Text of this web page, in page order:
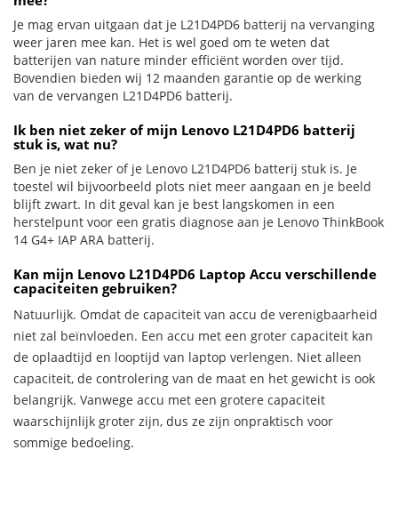
Je mag ervan uitgaan dat je L21D4PD6 batterij na vervanging
weer jaren mee kan. Het is wel goed om te weten dat
batterijen van nature minder efficiënt worden over tijd.
Bovendien bieden wij 12 maanden garantie op de werking
van de vervangen L21D4PD6 batterij.
Ik ben niet zeker of mijn Lenovo L21D4PD6 batterij
stuk is, wat nu?
Ben je niet zeker of je Lenovo L21D4PD6 batterij stuk is. Je
toestel wil bijvoorbeeld plots niet meer aangaan en je beeld
blijft zwart. In dit geval kan je best langskomen in een
herstelpunt voor een gratis diagnose aan je Lenovo ThinkBook
14 G4+ IAP ARA batterij.
Kan mijn Lenovo L21D4PD6 Laptop Accu verschillende
capaciteiten gebruiken?
Natuurlijk. Omdat de capaciteit van accu de verenigbaarheid
niet zal beïnvloeden. Een accu met een groter capaciteit kan
de oplaadtijd en looptijd van laptop verlengen. Niet alleen
capaciteit, de controlering van de maat en het gewicht is ook
belangrijk. Vanwege accu met een grotere capaciteit
waarschijnlijk groter zijn, dus ze zijn onpraktisch voor
sommige bedoeling.